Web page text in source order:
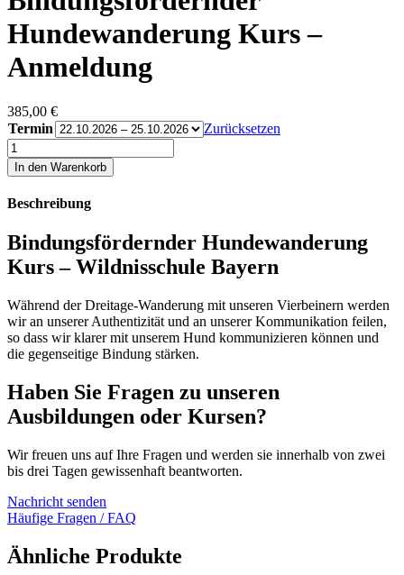
Hundewanderung Kurs –
Anmeldung
385,00 €
Termin
Zurücksetzen
Bindungsfördernder
Hundewanderung
Kurs
Anmeldung
In den Warenkorb
Beschreibung
Bindungsfördernder Hundewanderung
Kurs – Wildnisschule Bayern
Während der Dreitage-Wanderung mit unseren Vierbeinern werden
wir an unserer Authentizität und an unserer Kommunikation feilen,
so dass wir klarer mit unserem Hund kommunizieren können und
die gegenseitige Bindung stärken.
Haben Sie Fragen zu unseren
Ausbildungen oder Kursen?
Wir freuen uns auf Ihre Fragen und werden sie innerhalb von zwei
bis drei Tagen gewissenhaft beantworten.
Nachricht senden
Häufige Fragen / FAQ
Ähnliche Produkte